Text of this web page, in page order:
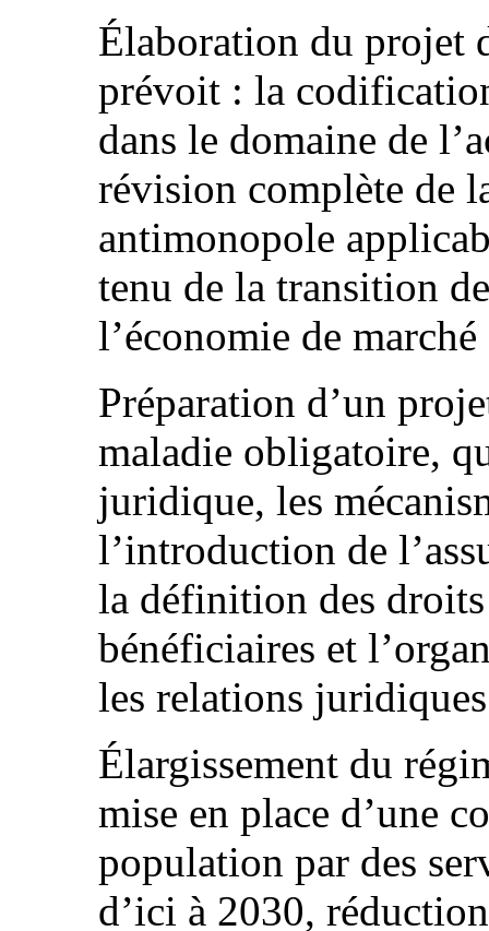
Élaboration du projet
prévoit : la
dans le domaine de
révision complète de
antimonopole
tenu de la transition
l’économie de marché
Préparation d’un
maladie obligatoire,
juridique, les
l’introduction de
la définition des
bénéficiaires et
les relations
Élargissement du
mise en place d’une
population par des
d’ici à 2030,